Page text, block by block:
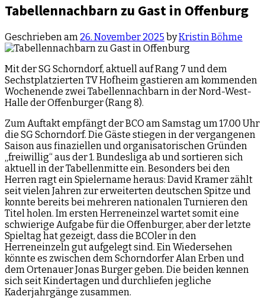
Tabellennachbarn zu Gast in Offenburg
Geschrieben am 26. November 2025 byKristin Böhme
Mit der SG Schorndorf, aktuell auf Rang 7 und dem
Sechstplatzierten TV Hofheim gastieren am kommenden
Wochenende zwei Tabellennachbarn in der Nord-West-
Halle der Offenburger (Rang 8).
Zum Auftakt empfängt der BCO am Samstag um 17.00 Uhr
die SG Schorndorf. Die Gäste stiegen in der vergangenen
Saison aus finaziellen und organisatorischen Gründen
„freiwillig“ aus der 1. Bundesliga ab und sortieren sich
aktuell in der Tabellenmitte ein. Besonders bei den
Herren ragt ein Spielername heraus: David Kramer zählt
seit vielen Jahren zur erweiterten deutschen Spitze und
konnte bereits bei mehreren nationalen Turnieren den
Titel holen. Im ersten Herreneinzel wartet somit eine
schwierige Aufgabe für die Offenburger, aber der letzte
Spieltag hat gezeigt, dass die BCOler in den
Herreneinzeln gut aufgelegt sind. Ein Wiedersehen
könnte es zwischen dem Schorndorfer Alan Erben und
dem Ortenauer Jonas Burger geben. Die beiden kennen
sich seit Kindertagen und durchliefen jegliche
Kaderjahrgänge zusammen.